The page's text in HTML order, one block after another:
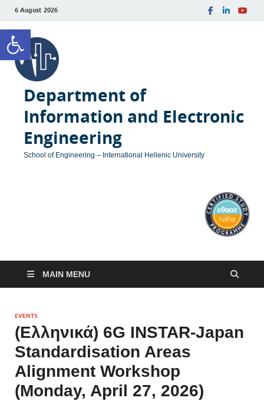
Open toolbar
6 August 2026
Department of
Information and Electronic
Engineering
School of Engineering – International Hellenic University
MAIN MENU
EVENTS
(Ελληνικά) 6G INSTAR-Japan
Standardisation Areas
Alignment Workshop
(Monday, April 27, 2026)